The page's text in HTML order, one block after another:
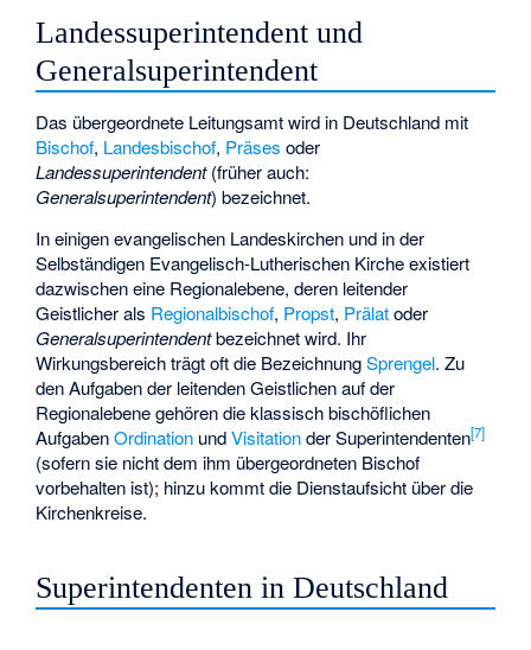
Landessuperintendent und
Generalsuperintendent
Das übergeordnete Leitungsamt wird in Deutschland mit
Bischof, Landesbischof, Präses oder
Landessuperintendent(früher auch:
Generalsuperintendent) bezeichnet.
In einigen evangelischen Landeskirchen und in der
Selbständigen Evangelisch-Lutherischen Kirche existiert
dazwischen eine Regionalebene, deren leitender
Geistlicher als Regionalbischof, Propst, Prälatoder
Generalsuperintendentbezeichnet wird. Ihr
Wirkungsbereich trägt oft die BezeichnungSprengel. Zu
den Aufgaben der leitenden Geistlichen auf der
Regionalebene gehören die klassisch bischöflichen
AufgabenOrdination undVisitationder Superintendenten[7]
(sofern sie nicht dem ihm übergeordneten Bischof
vorbehalten ist); hinzu kommt die Dienstaufsicht über die
Kirchenkreise.
Superintendenten in Deutschland